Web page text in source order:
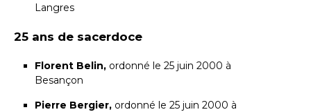
Langres
25 ans de sacerdoce
Florent Belin, ordonné le 25 juin 2000 à
Besançon
Pierre Bergier, ordonné le 25 juin 2000 à